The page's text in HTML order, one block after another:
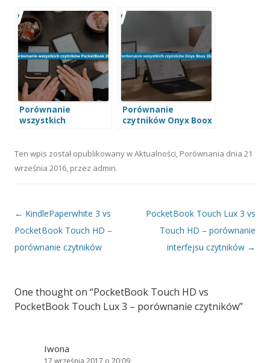
Porównanie
wszystkich
Porównanie
czytników Onyx Boox
Ten wpis został opublikowany wAktualności, Porównania dnia 21
września 2016, przez admin.
Nawigacja wpisu
← KindlePaperwhite 3 vs
PocketBook Touch HD –
porównanie czytników
PocketBook Touch Lux 3 vs
Touch HD – porównanie
interfejsu czytników →
One thought on “PocketBook Touch HD vs
PocketBook Touch Lux 3 – porównanie czytników”
Iwona